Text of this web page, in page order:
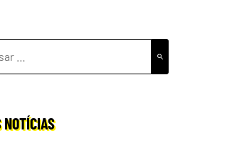
NOTÍCIAS